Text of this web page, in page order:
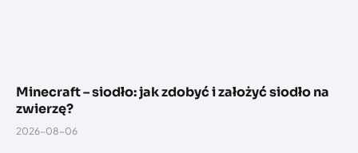
Minecraft – siodło: jak zdobyć i założyć siodło na
zwierzę?
2026-08-06